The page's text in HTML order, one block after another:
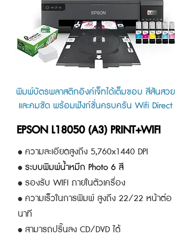
พิมพ์บัตรพลาสติกอิงค์เจ็ทได้เต็มขอบ สีสันสวย
และคมชัด พร้อมฟังก์ชั่นครบครัน Wifi Direct
EPSON L18050 (A3) PRINT+WIFI
• ความละเอียดสูงถึง 5,760x1440 DPI
• ระบบพิมพ์น้ำหมึก Photo 6 สี
• รองรับ WIFI ภายในตัวเครื่อง
• ความเร็วในการพิมพ์ สูงถึง 22/22 หน้าต่อ
นาที
• สามารถปริ๊นลง CD/DVD ได้